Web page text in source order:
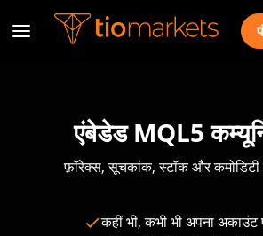
एंबेडेड MQL5
फ़ॉरेक्स, सूचकांक, स्टॉक और कमोडिटी
कहीं भी, कभी भी अपना